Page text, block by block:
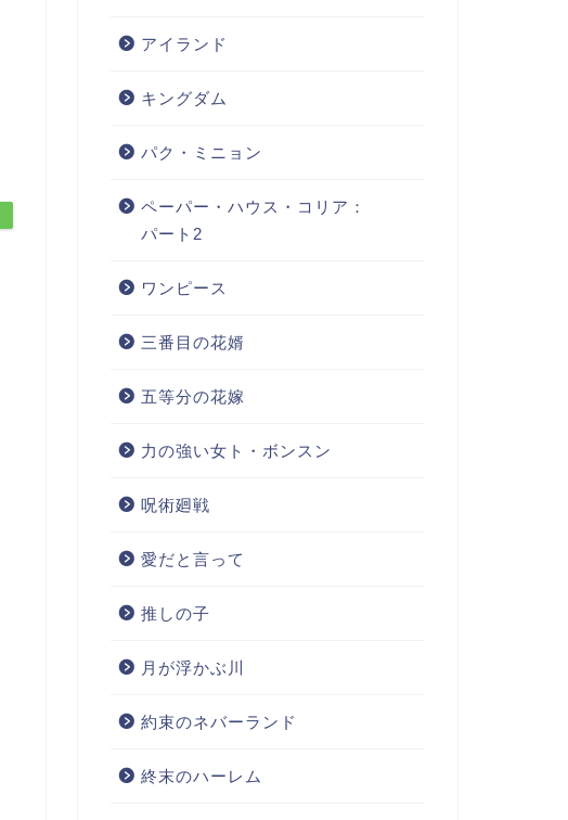
アイランド
キングダム
パク・ミニョン
ペーパー・ハウス・コリア：
パート2
ワンピース
三番目の花婿
五等分の花嫁
力の強い女ト・ボンスン
呪術廻戦
愛だと言って
推しの子
月が浮かぶ川
約束のネバーランド
終末のハーレム